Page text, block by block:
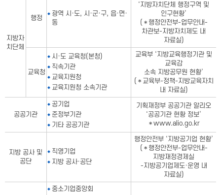
지방자
치단체
행정
광역 시·도, 시·군·구, 읍·면·
동
‘지방자치단체 행정구역 및
인구현황’
(＊행정안전부-업무안내-
차관보-지방자치제도 내
자료실)
교육청
시·도 교육청(본청)
직속기관
교육지원청
교육지원청 소속기관
교육부 ‘지방교육행정기관 및
교육감
소속 지방공무원 현황’
(＊교육부-정책-지방교육자치
내 자료실)
공공기관
공기업
준정부기관
기타 공공기관
기획재정부 공공기관 알리오
‘공공기관 현황 정보’
＊www.alio.go.kr
지방 공사 및
공단
직영기업
지방 공사·공단
행정안전부 ‘지방공기업 현황’
(＊행정안전부-업무안내-
지방재정경제실
-지방공기업제도·운영 내
자료실)
중소기업중앙회